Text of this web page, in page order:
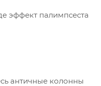
эффект палимпсеста
античные колонны